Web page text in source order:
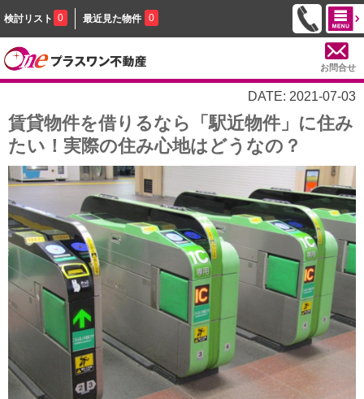
検討リスト 0 最近見た物件 0
お問合せ
DATE: 2021-07-03
賃貸物件を借りるなら「駅近物件」に住み
たい！実際の住み心地はどうなの？